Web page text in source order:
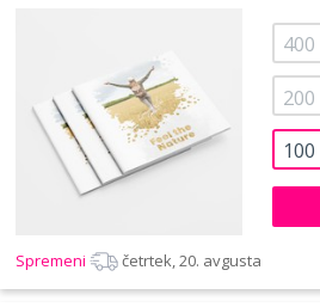
100
200
400
Spremeni četrtek, 20. avgusta